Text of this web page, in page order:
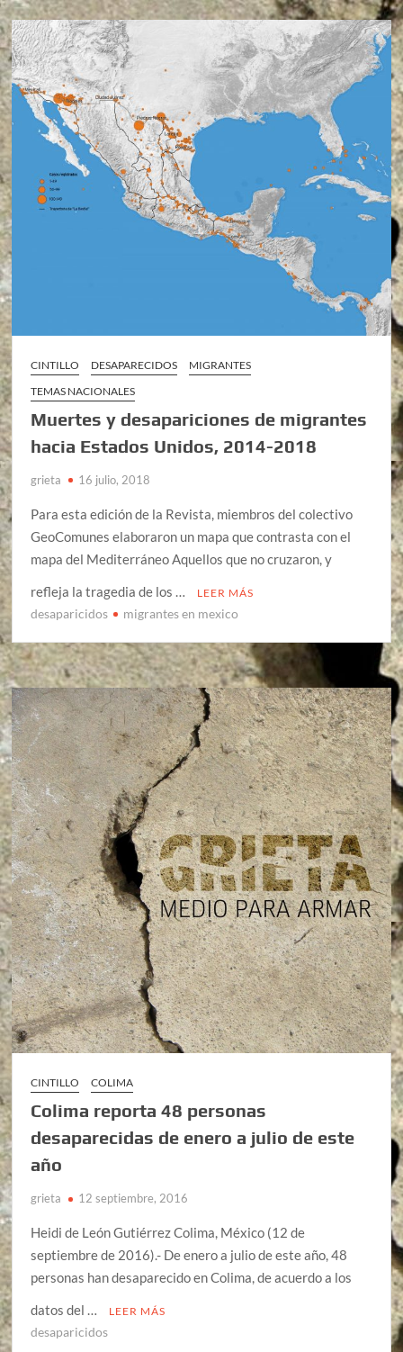
CINTILLO DESAPARECIDOS
MIGRANTES
TEMAS NACIONALES
Muertes y desapariciones de migrantes
hacia Estados Unidos, 2014-2018
grieta 16 julio, 2018
Para esta edición de la Revista, miembros del colectivo
GeoComunes elaboraron un mapa que contrasta con el
mapa del Mediterráneo Aquellos que no cruzaron, y
refleja la tragedia de los …
LEER MÁS
desaparicidos migrantes en mexico
CINTILLO COLIMA
Colima reporta 48 personas
desaparecidas de enero a julio de este
año
grieta 12 septiembre, 2016
Heidi de León Gutiérrez Colima, México (12 de
septiembre de 2016).- De enero a julio de este año, 48
personas han desaparecido en Colima, de acuerdo a los
datos del …
LEER MÁS
desaparicidos